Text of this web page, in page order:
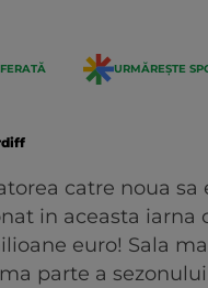
URMĂREȘTE
catre noua sa
in aceasta iarna
euro! Sala
parte a